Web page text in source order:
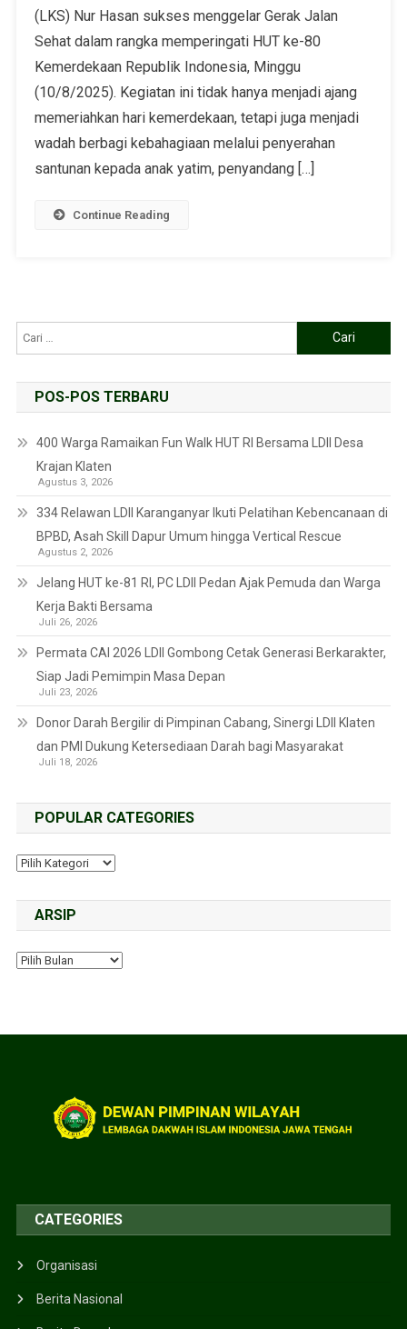
(LKS) Nur Hasan sukses menggelar Gerak Jalan
Sehat dalam rangka memperingati HUT ke-80
Kemerdekaan Republik Indonesia, Minggu
(10/8/2025). Kegiatan ini tidak hanya menjadi ajang
memeriahkan hari kemerdekaan, tetapi juga menjadi
wadah berbagi kebahagiaan melalui penyerahan
santunan kepada anak yatim, penyandang […]
Continue Reading
POS-POS TERBARU
400 Warga Ramaikan Fun Walk HUT RI Bersama LDII Desa
Krajan Klaten
Agustus 3, 2026
334 Relawan LDII Karanganyar Ikuti Pelatihan Kebencanaan di
BPBD, Asah Skill Dapur Umum hingga Vertical Rescue
Agustus 2, 2026
Jelang HUT ke-81 RI, PC LDII Pedan Ajak Pemuda dan Warga
Kerja Bakti Bersama
Juli 26, 2026
Permata CAI 2026 LDII Gombong Cetak Generasi Berkarakter,
Siap Jadi Pemimpin Masa Depan
Juli 23, 2026
Donor Darah Bergilir di Pimpinan Cabang, Sinergi LDII Klaten
dan PMI Dukung Ketersediaan Darah bagi Masyarakat
Juli 18, 2026
POPULAR CATEGORIES
ARSIP
CATEGORIES
Organisasi
Berita Nasional